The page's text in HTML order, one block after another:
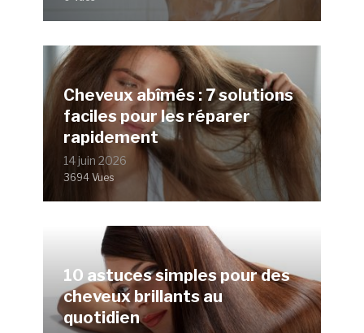
Cheveux abîmés : 7 solutions
faciles pour les réparer
rapidement
14 juin 2026
3694 Vues
10 astuces simples pour des
cheveux brillants au
quotidien